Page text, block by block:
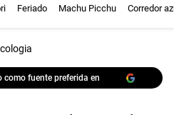
Feriado Machu Picchu Corredor
como fuente preferida en